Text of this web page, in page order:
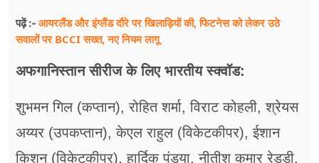
पढ़ें :- आयरलैंड और इंग्लैंड दौरे पर खिलाड़ियों की, फिटनेस को लेकर उठे
सवालों पर BCCI सख्त, नए नियम लागू
अफगानिस्तान सीरीज के लिए भारतीय स्क्वॉड:
शुभमन गिल (कप्तान), रोहित शर्मा, विराट कोहली, श्रेयस
अय्यर (उपकप्तान), केएल राहुल (विकेटकीपर), ईशान
किशन (विकेटकीपर), हार्दिक पंड्या, नीतीश कुमार रेड्डी,